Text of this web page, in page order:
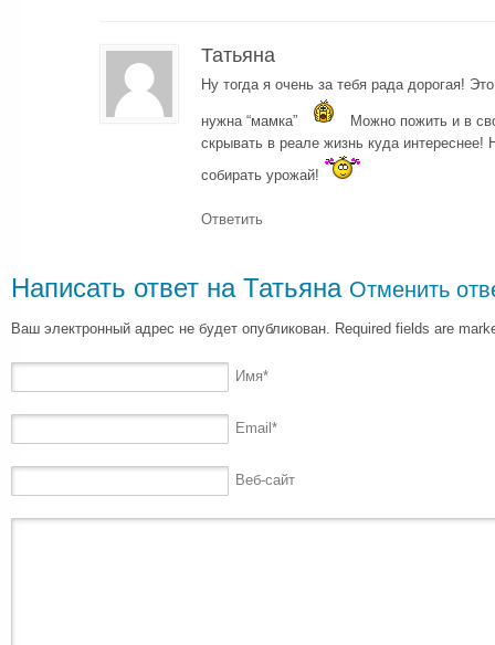
Татьяна
Ну тогда я очень за тебя рада дорогая!
нужна “мамка”
Можно пожить и в
скрывать в реале жизнь куда
собирать урожай!
Ответить
Написать ответ на Татьяна Отменить
Ваш электронный адрес не будет опубликован. Required fields are
Имя*
Email *
Веб-сайт